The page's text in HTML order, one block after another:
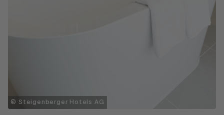
© Steigenberger Hotels AG